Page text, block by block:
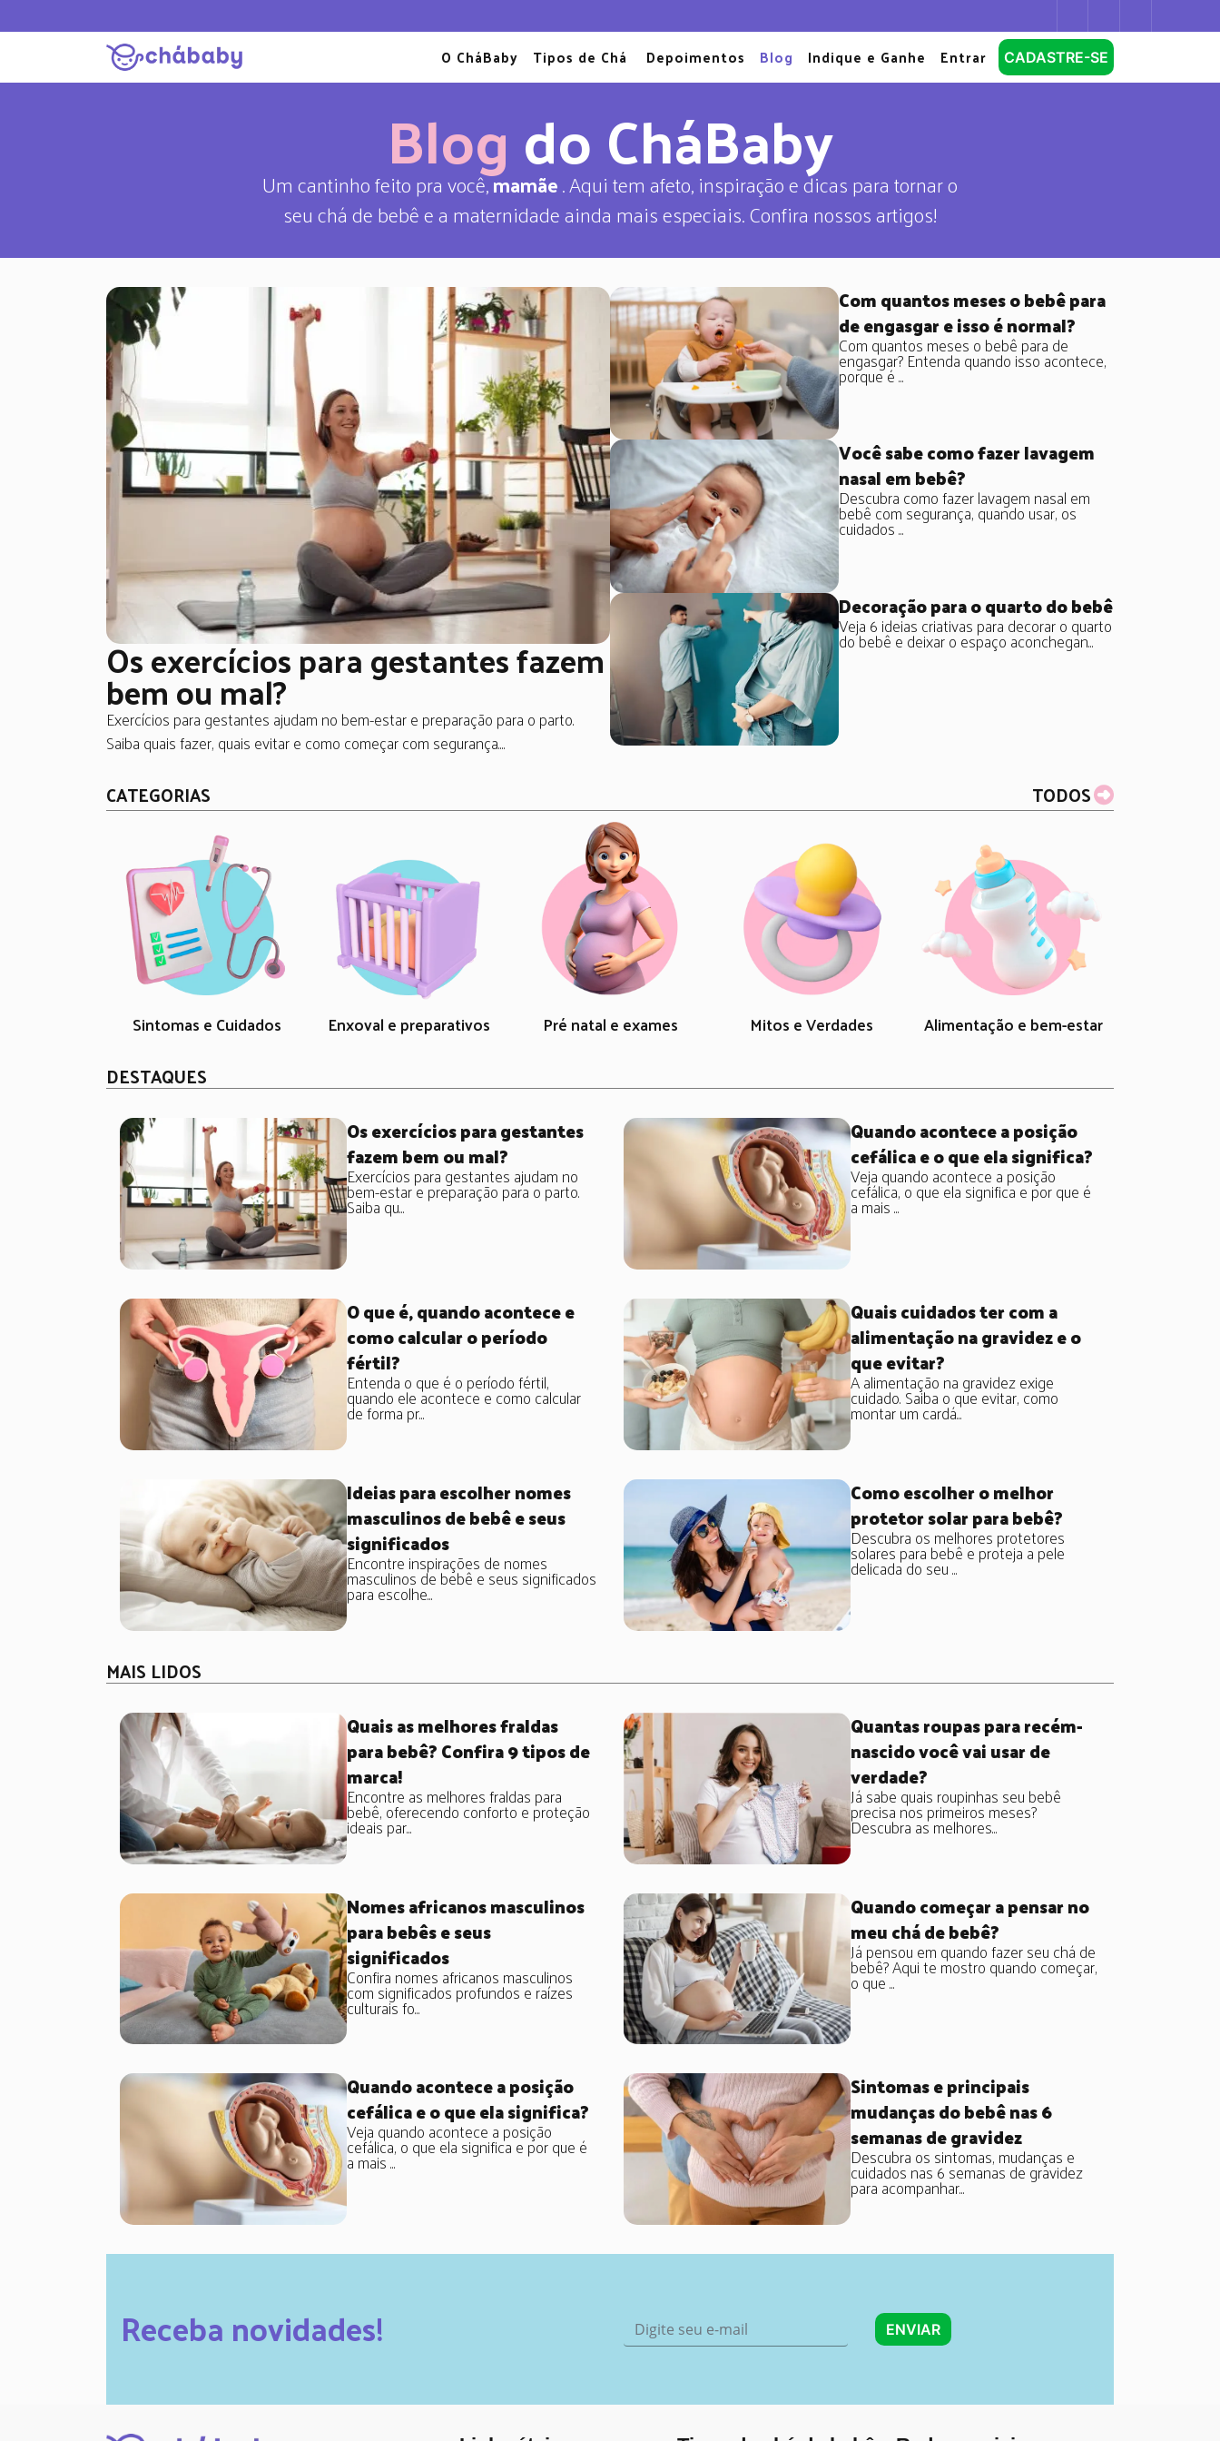
O CháBaby Tipos de Chá Depoimentos Blog Indique e Ganhe Entrar CADASTRE-SE
Blogdo CháBaby
Um cantinho feito pra você,mamãe. Aqui tem afeto, inspiração e dicas para tornar o
seu chá de bebê e a maternidade ainda mais especiais. Confira nossos artigos!
Os exercícios para gestantes fazem
bem ou mal?
Exercícios para gestantes ajudam no bem-estar e preparação para o parto.
Saiba quais fazer, quais evitar e como começar com segurança....
Com quantos meses o bebê para
de engasgar e isso é normal?
Com quantos meses o bebê para de
engasgar? Entenda quando isso acontece,
porque é ...
Você sabe como fazer lavagem
nasal em bebê?
Descubra como fazer lavagem nasal em
bebê com segurança, quando usar, os
cuidados ...
Decoração para o quarto do bebê
Veja 6 ideias criativas para decorar o quarto
do bebê e deixar o espaço aconchegan...
CATEGORIAS TODOS
Sintomas e Cuidados Enxoval e preparativos Pré natal e exames Mitos e Verdades Alimentação e bem-estar
DESTAQUES
Os exercícios para gestantes
fazem bem ou mal?
Exercícios para gestantes ajudam no
bem-estar e preparação para o parto.
Saiba qu...
Quando acontece a posição
cefálica e o que ela significa?
Veja quando acontece a posição
cefálica, o que ela significa e por que é
a mais ...
O que é, quando acontece e
como calcular o período
fértil?
Entenda o que é o período fértil,
quando ele acontece e como calcular
de forma pr...
Quais cuidados ter com a
alimentação na gravidez e o
que evitar?
A alimentação na gravidez exige
cuidado. Saiba o que evitar, como
montar um cardá...
Ideias para escolher nomes
masculinos de bebê e seus
significados
Encontre inspirações de nomes
masculinos de bebê e seus significados
para escolhe...
Como escolher o melhor
protetor solar para bebê?
Descubra os melhores protetores
solares para bebê e proteja a pele
delicada do seu ...
MAIS LIDOS
Quais as melhores fraldas
para bebê? Confira 9 tipos de
marca!
Encontre as melhores fraldas para
bebê, oferecendo conforto e proteção
ideais par...
Quantas roupas para recém-
nascido você vai usar de
verdade?
Já sabe quais roupinhas seu bebê
precisa nos primeiros meses?
Descubra as melhores...
Nomes africanos masculinos
para bebês e seus
significados
Confira nomes africanos masculinos
com significados profundos e raízes
culturais fo...
Quando começar a pensar no
meu chá de bebê?
Já pensou em quando fazer seu chá de
bebê? Aqui te mostro quando começar,
o que ...
Quando acontece a posição
cefálica e o que ela significa?
Veja quando acontece a posição
cefálica, o que ela significa e por que é
a mais ...
Sintomas e principais
mudanças do bebê nas 6
semanas de gravidez
Descubra os sintomas, mudanças e
cuidados nas 6 semanas de gravidez
para acompanhar...
Receba novidades! ENVIAR